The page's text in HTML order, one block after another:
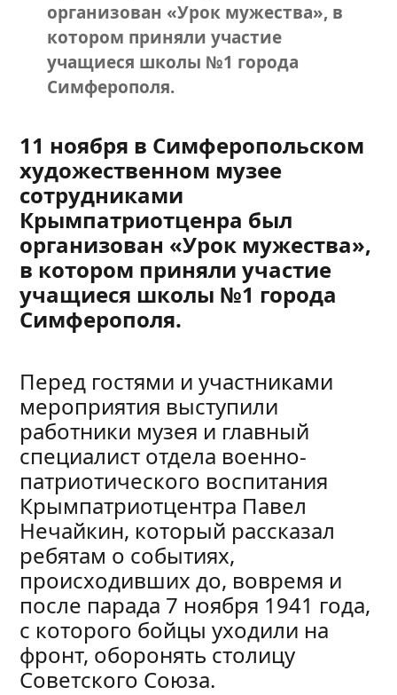
организован «Урок мужества», в
котором приняли участие
учащиеся школы №1 города
Симферополя.
11 ноября в Симферопольском
художественном музее
сотрудниками
Крымпатриотценра был
организован «Урок мужества»,
в котором приняли участие
учащиеся школы №1 города
Симферополя.
Перед гостями и участниками
мероприятия выступили
работники музея и главный
специалист отдела военно-
патриотического воспитания
Крымпатриотцентра Павел
Нечайкин, который рассказал
ребятам о событиях,
происходивших до, вовремя и
после парада 7 ноября 1941 года,
с которого бойцы уходили на
фронт, оборонять столицу
Советского Союза.